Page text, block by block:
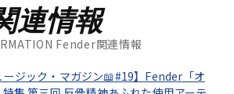
連情報
Fender関連情報
ージック・マガジン📖#19】Fender「オ